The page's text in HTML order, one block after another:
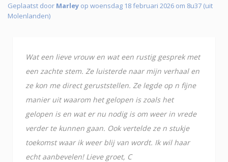
Geplaatst door Marley op woensdag 18 februari 2026 om 8u37 (uit
Molenlanden)
Wat een lieve vrouw en wat een rustig gesprek met
een zachte stem. Ze luisterde naar mijn verhaal en
ze kon me direct geruststellen. Ze legde op n fijne
manier uit waarom het gelopen is zoals het
gelopen is en wat er nu nodig is om weer in vrede
verder te kunnen gaan. Ook vertelde ze n stukje
toekomst waar ik weer blij van wordt. Ik wil haar
echt aanbevelen! Lieve groet, C